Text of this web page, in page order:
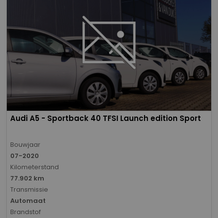
Audi A5 - Sportback 40 TFSI Launch edition Sport
Bouwjaar
07-2020
Kilometerstand
77.902 km
Transmissie
Automaat
Brandstof